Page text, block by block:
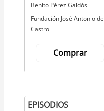
Autor
Benito Pérez Galdós
Editorial
Fundación José Antonio de
Castro
Comprar
EPISODIOS